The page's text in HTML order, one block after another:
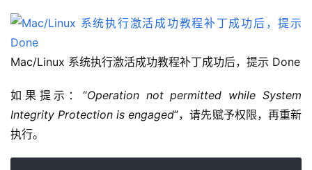
Mac/Linux 系统执行激活成功教程补丁成功后，提示 Done
如果提示：“Operation not permitted while System
Integrity Protection is engaged”，请先赋予权限，再重新
执行。